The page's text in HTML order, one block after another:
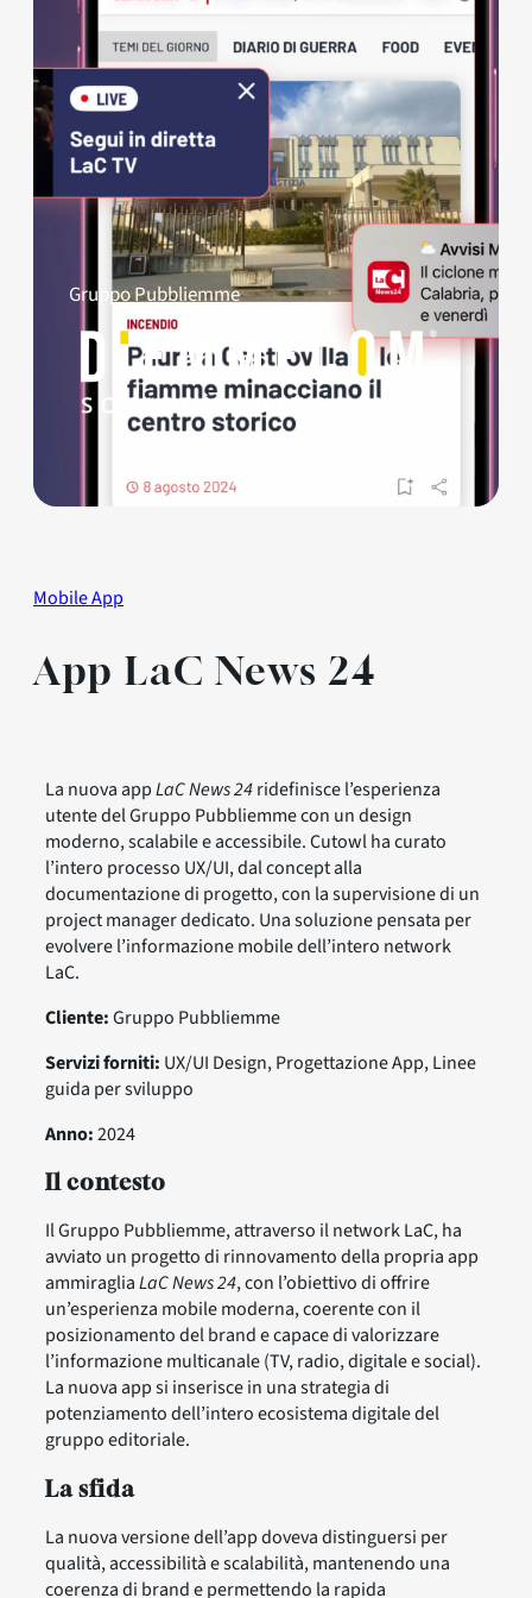
Gruppo Pubbliemme
Mobile App
App LaC News 24
La nuova appLaC News 24ridefinisce l’esperienza
utente del Gruppo Pubbliemme con un design
moderno, scalabile e accessibile. Cutowl ha curato
l’intero processo UX/UI, dal concept alla
documentazione di progetto, con la supervisione di un
project manager dedicato. Una soluzione pensata per
evolvere l’informazione mobile dell’intero network
LaC.
Cliente:Gruppo Pubbliemme
Servizi forniti: UX/UI Design, Progettazione App, Linee
guida per sviluppo
Anno:2024
Il contesto
Il Gruppo Pubbliemme, attraverso il network LaC, ha
avviato un progetto di rinnovamento della propria app
ammiragliaLaC News 24, con l’obiettivo di offrire
un’esperienza mobile moderna, coerente con il
posizionamento del brand e capace di valorizzare
l’informazione multicanale (TV, radio, digitale e social).
La nuova app si inserisce in una strategia di
potenziamento dell’intero ecosistema digitale del
gruppo editoriale.
La sfida
La nuova versione dell’app doveva distinguersi per
qualità, accessibilità e scalabilità, mantenendo una
coerenza di brand e permettendo la rapida